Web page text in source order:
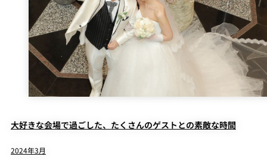
大好きな会場で過ごした、たくさんのゲストとの素敵な時間
2024年3月